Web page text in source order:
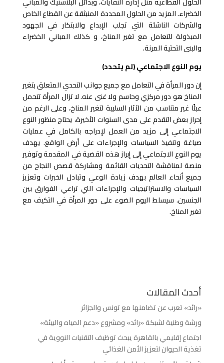
الخضراء. المزيد من الحلول المحددة المنبثقة عن القطاع الخاص
والشركات الناشئة التي تجلب الإبداع والابتكار في الجهود
المبذولة للتعامل مع تغير المناخ، و كذلك المباني الخضراء
والبنى التحتية المرنة.
يوم النوع الاجتماعي (لم يتحدد)
إن دور المرأة في التعامل مع جميع جوانب التحدي المتعلق بتغير
المناخ هو دور مركزي وحاسم ولا غنى عنه. لا تزال المرأة تتحمل
عبئًا غير متناسب من الآثار السلبية لتغير المناخ، وعلى الرغم من
إحراز بعض التقدم على مدى السنوات الأخيرة، يحتاج منظور النوع
الاجتماعي إلى مزيد من العمل لإدراجه بالكامل في عمليات
صياغة وتنفيذ السياسات والإجراءات على أرض الواقع. يهدف
يوم النوع الاجتماعي إلى إبراز هذه القضية في المقدمة وتوفير
منصة لمناقشة التحديات القائمة ومشاركة قصص النجاح من
جميع أنحاء العالم بهدف زيادة الوعي وتبادل الخبرات وتعزيز
السياسات والاستراتيجيات والإجراءات التي تراعي الفوارق بين
الجنسين. سيسلط اليوم الضوء على دور المرأة في التكيف مع
تغير المناخ.
أحدث المقالات
«رائد» تعرب عن تضامنها مع تونس والجزائر
ورشة وطنية لشبكة «رائد» ومشروع «دعم المياه والبيئة»
اجتماع إقليمي بالقاهرة يبحث توظيف التقنيات النووية في
تغذية الحيوان لتعزيز الأمن الغذائي